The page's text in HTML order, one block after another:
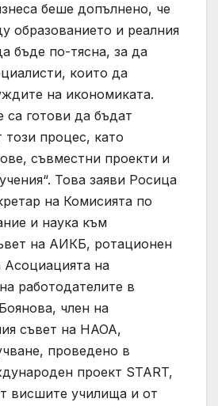
беше допълнено, че
образованието и реалния
бъде по-тясна, за да
които да
на икономиката.
са готови да бъдат
този процес, като
съвместни проекти и
Това заяви Росица
на Комисията по
и наука към
на АИКБ, ротационен
Асоциацията на
работодателите в
член на
съвет на НАОА,
проведено в
проект START,
висшите училища и от